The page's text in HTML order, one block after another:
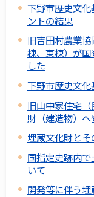
下野市歴史文
ントの結果
旧吉田村農業
棟、東棟）が
した
下野市歴史文化
旧山中家住宅
財（建造物）
埋蔵文化財とそ
国指定史跡内
いて
開発等に伴う